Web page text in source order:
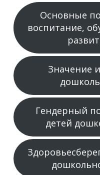
Основные
воспитание,
Значение
Гендерный
детей